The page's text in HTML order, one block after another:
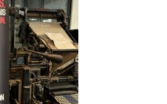
2026
:
Pays-
Bas,
Espagne,
Irlande
et
Slovénie